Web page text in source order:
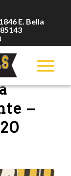
E. Bella
–